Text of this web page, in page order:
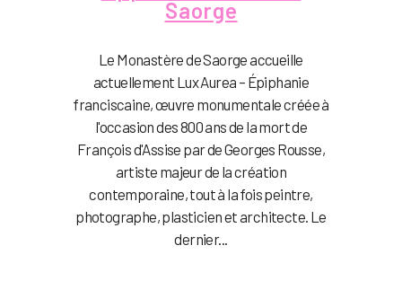
Saorge
Le Monastère de Saorge accueille
actuellement Lux Aurea – Épiphanie
franciscaine, œuvre monumentale créée à
l'occasion des 800 ans de la mort de
François d'Assise par de Georges Rousse,
artiste majeur de la création
contemporaine, tout à la fois peintre,
photographe, plasticien et architecte. Le
dernier...